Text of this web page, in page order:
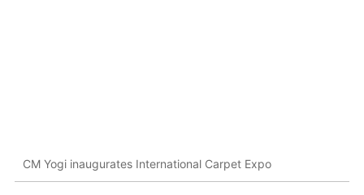
CM Yogi inaugurates International Carpet Expo